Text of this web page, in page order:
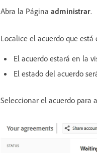
Abra la Página administrar.
Localice el acuerdo que
El acuerdo estará en la
El estado del acuerdo
Seleccionar el acuerdo para